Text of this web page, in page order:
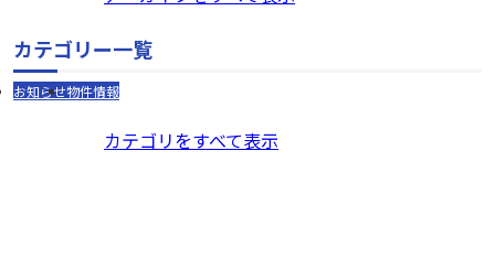
カテゴリー一覧
お知らせ物件情報
カテゴリをすべて表示